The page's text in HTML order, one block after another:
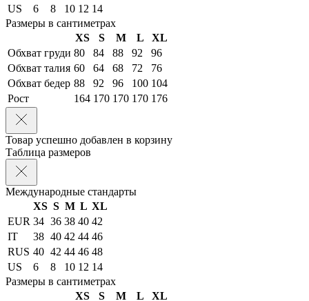
US
6 8 10 12 14
Размеры в сантиметрах
XS
S M L
XL
Обхват груди 80 84 88 92
96
Обхват талия 60 64 68 72
76
Обхват бедер 88 92 96 100 104
Рост
164 170 170 170 176
Товар успешно добавлен в корзину
Таблица размеров
Международные стандарты
XS S M L XL
EUR 34 36 38 40 42
IT
38 40 42 44 46
RUS 40 42 44 46 48
US
6 8 10 12 14
Размеры в сантиметрах
XS
S M L XL